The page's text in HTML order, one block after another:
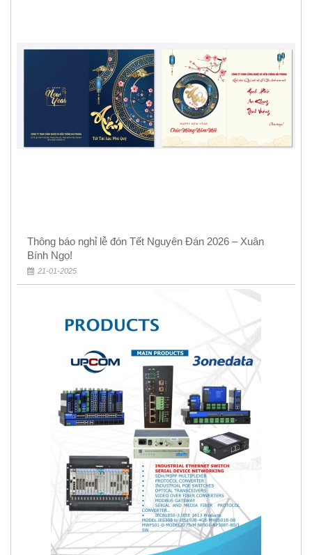
Thông báo nghỉ lễ đón Tết Nguyên Đán 2026 – Xuân
Bính Ngọ!
21-01-2025